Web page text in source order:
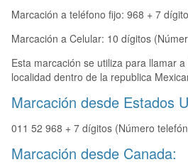
Marcación a teléfono fijo: 968 + 7
Marcación a Celular: 10 dígitos
Esta marcación se utiliza para llamar
localidad dentro de la republica
Marcación desde Estados
011 52 968 + 7 dígitos (Número
Marcación desde Canada: